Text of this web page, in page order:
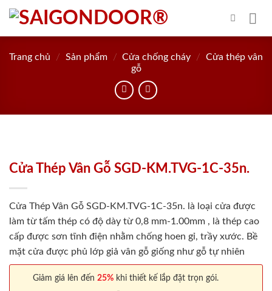
Skip
content
Trang chủ / Sản phẩm / Cửa chống cháy /
Cửa thép vân
gỗ
Cửa Thép Vân Gỗ SGD-KM.TVG-1C-35n.
Cửa Thép Vân Gỗ SGD-KM.TVG-1C-35n. là loại cửa được
làm từ tấm thép có độ dày từ 0,8 mm-1.00mm , là thép cao
cấp được sơn tĩnh điện nhằm chống hoen gỉ, trầy xước. Bề
mặt cửa được phủ lớp giả vân gỗ giống như gỗ tự nhiên
Giảm giá lên đến 25% khi thiết kế lắp đặt trọn gói.